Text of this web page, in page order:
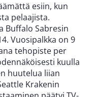
esiin, kun
pelaajista.
Buffalo Sabresin
Vuosipalkka on 9
tehopiste per
kuulla
huutelua liian
Krakenin